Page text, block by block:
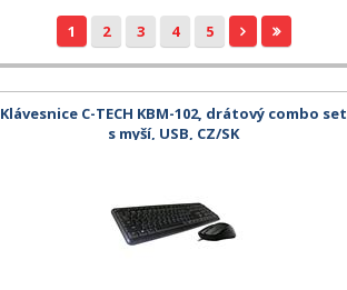
1 2 3 4 5
Klávesnice C-TECH KBM-102, drátový combo set
s myší, USB, CZ/SK